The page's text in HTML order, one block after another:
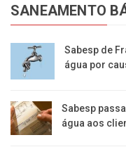
SANEAMENTO
Sabesp de
água por
Sabesp
água aos